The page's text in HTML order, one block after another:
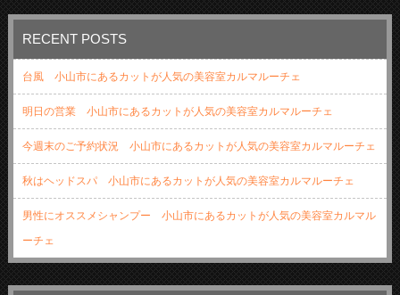
RECENT POSTS
台風 小山市にあるカットが人気の美容室カルマルーチェ
明日の営業 小山市にあるカットが人気の美容室カルマルーチェ
今週末のご予約状況 小山市にあるカットが人気の美容室カルマルーチェ
秋はヘッドスパ 小山市にあるカットが人気の美容室カルマルーチェ
男性にオススメシャンプー 小山市にあるカットが人気の美容室カルマル
ーチェ